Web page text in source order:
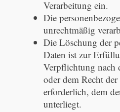
Verarbeitung ein.
Die
unrechtmäßig
Die Löschung der
Daten ist zur
Verpflichtung nach
oder dem Recht
erforderlich, dem
unterliegt.